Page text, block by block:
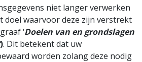
niet langer verwerken
doel waarvoor deze zijn verstrekt
‘Doelen van en grondslagen
). Dit betekent dat uw
worden zolang deze nodig